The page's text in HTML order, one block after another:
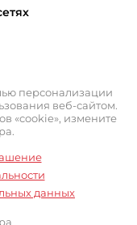
персонализации
веб-сайтом.
«cookie», измените
данных